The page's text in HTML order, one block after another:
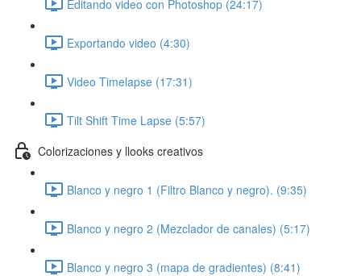
Editando video con Photoshop (24:17)
Exportando video (4:30)
Video Timelapse (17:31)
Tilt Shift Time Lapse (5:57)
Colorizaciones y llooks creativos
Blanco y negro 1 (Filtro Blanco y negro). (9:35)
Blanco y negro 2 (Mezclador de canales) (5:17)
Blanco y negro 3 (mapa de gradientes) (8:41)